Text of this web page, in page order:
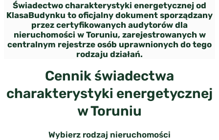
Świadectwo charakterystyki energetycznej od
KlasaBudynku to oficjalny dokument sporządzany
przez certyfikowanych audytorów dla
nieruchomości w Toruniu, zarejestrowanych w
centralnym rejestrze osób uprawnionych do tego
rodzaju działań.
Cennik świadectwa
charakterystyki energetycznej
w Toruniu
Wybierz rodzaj nieruchomości